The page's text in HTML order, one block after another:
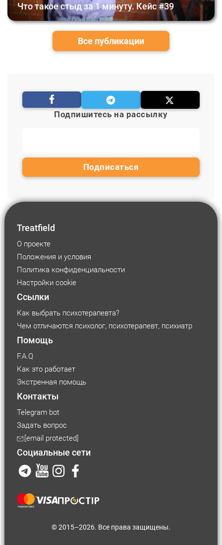
Что такое стыд за 1 минуту. Кейс #39
Все публикации
Подпишитесь на рассылку
Treatfield
О проекте
Положения и условия
Политика конфиденциальности
Настройки cookie
Ссылки
Как выбрать психотерапевта?
Чем отличаются психолог, психотерапевт, психиатр
Помощь
F.A.Q
Как это работает
Экстренная помощь
Контакты
Telegram bot
Задать вопрос
[email protected]
Социальные сети
© 2015–2026. Все права защищены.